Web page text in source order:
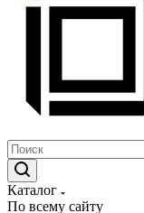
Каталог
По всему сайту